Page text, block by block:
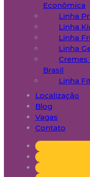
Econômica
Linha
Linha
Linha
Linha
Cremes
Brasil
Linha
Localização
Blog
Vagas
Contato